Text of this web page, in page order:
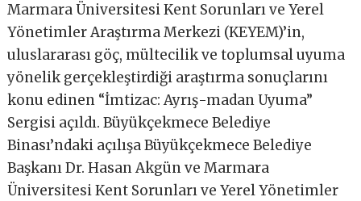
Marmara Üniversitesi Kent Sorunları ve Yerel
Yönetimler Araştırma Merkezi (KEYEM)’in,
uluslararası göç, mültecilik ve toplumsal uyuma
yönelik gerçekleştirdiği araştırma sonuçlarını
konu edinen “İmtizac: Ayrış-madan Uyuma”
Sergisi açıldı. Büyükçekmece Belediye
Binası’ndaki açılışa Büyükçekmece Belediye
Başkanı Dr. Hasan Akgün ve Marmara
Üniversitesi Kent Sorunları ve Yerel Yönetimler